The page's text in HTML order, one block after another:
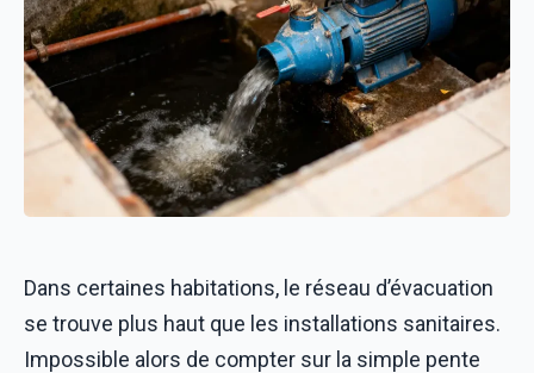
Dans certaines habitations, le réseau d’évacuation
se trouve plus haut que les installations sanitaires.
Impossible alors de compter sur la simple pente